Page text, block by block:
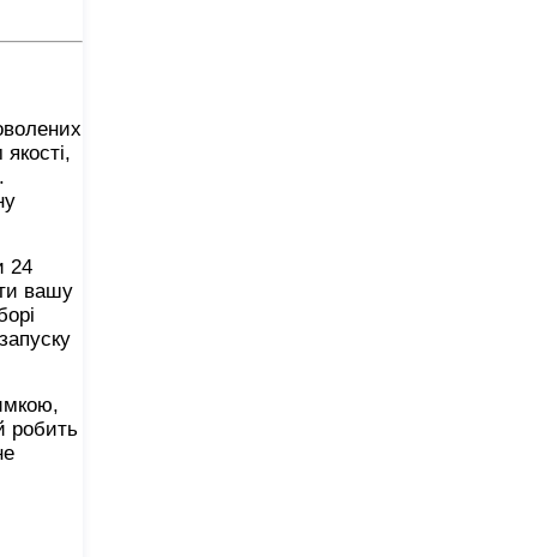
24
вашу
робить